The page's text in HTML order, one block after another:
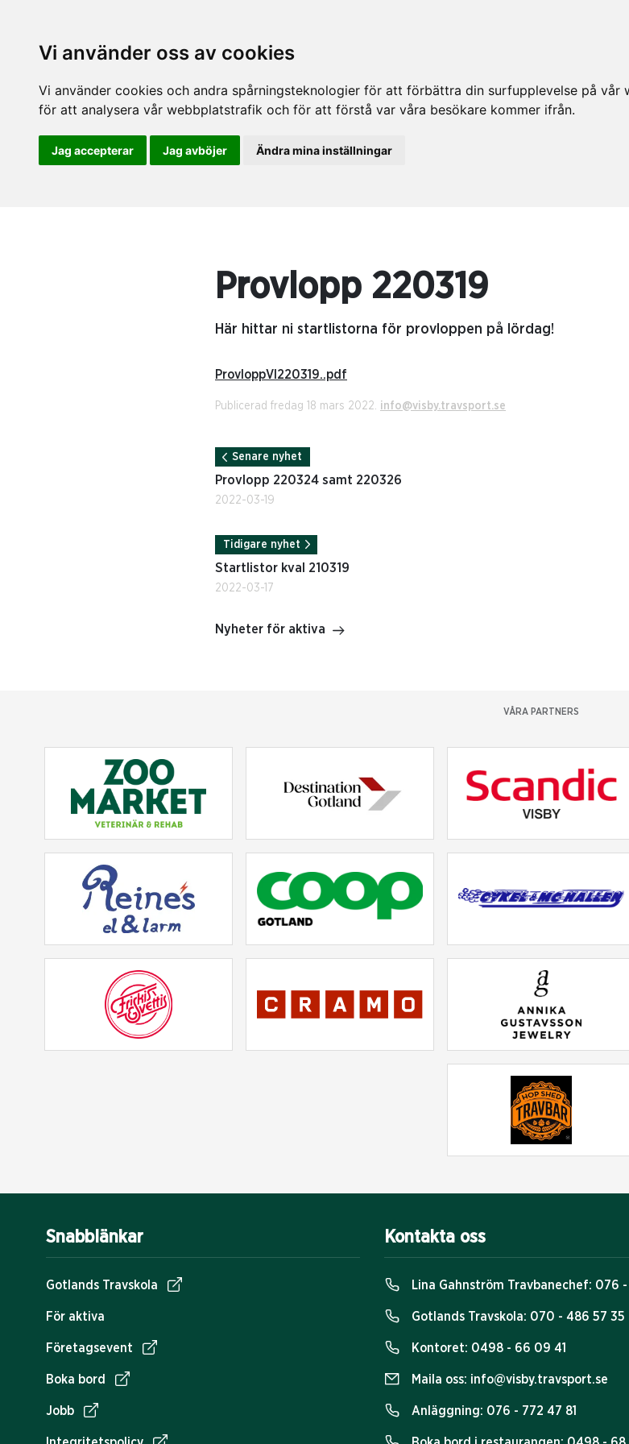
Vi använder oss av cookies
Vi använder cookies och andra spårningsteknologier för att förbättra din surfupplevelse på
för att analysera vår webbplatstrafik och för att förstå var våra besökare kommer ifrån.
Jag accepterar Jag avböjer Ändra mina inställningar
Provlopp 220319
Här hittar ni startlistorna för provloppen på lördag!
ProvloppVI220319..pdf
Publicerad fredag 18 mars 2022. info@visby.travsport.se
Senare nyhet
Provlopp 220324 samt 220326
2022-03-19
Tidigare nyhet
Startlistor kval 210319
2022-03-17
Nyheter för aktiva
VÅRA PARTNERS
Snabblänkar
Gotlands Travskola
För aktiva
Företagsevent
Boka bord
Jobb
Kontakta oss
Lina Gahnström Travbanechef: 076 -
Gotlands Travskola: 070 - 486 57 35
Kontoret: 0498 - 66 09 41
Maila oss: info@visby.travsport.se
Anläggning: 076 - 772 47 81